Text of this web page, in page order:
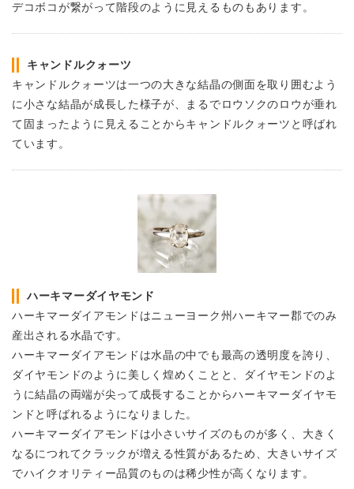
デコボコが繋がって階段のように見えるものもあります。
キャンドルクォーツ
キャンドルクォーツは一つの大きな結晶の側面を取り囲むよう
に小さな結晶が成長した様子が、まるでロウソクのロウが垂れ
て固まったように見えることからキャンドルクォーツと呼ばれ
ています。
ハーキマーダイヤモンド
ハーキマーダイアモンドはニューヨーク州ハーキマー郡でのみ
産出される水晶です。
ハーキマーダイアモンドは水晶の中でも最高の透明度を誇り、
ダイヤモンドのように美しく煌めくことと、ダイヤモンドのよ
うに結晶の両端が尖って成長することからハーキマーダイヤモ
ンドと呼ばれるようになりました。
ハーキマーダイアモンドは小さいサイズのものが多く、大きく
なるにつれてクラックが増える性質があるため、大きいサイズ
でハイクオリティー品質のものは稀少性が高くなります。